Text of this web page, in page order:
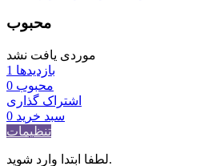
محبوب
موردی یافت نشد
بازدیدها 1
محبوب 0
اشتراک گذاری
سبد خرید 0
تنظیمات
لطفا ابتدا وارد شوید.